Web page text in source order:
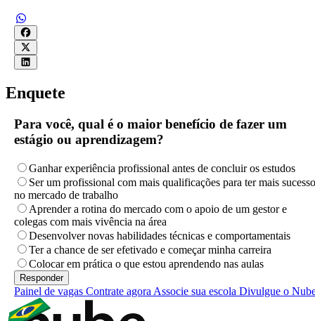
Enquete
Para você, qual é o maior benefício de fazer um
estágio ou aprendizagem?
Ganhar experiência profissional antes de concluir os estudos
Ser um profissional com mais qualificações para ter mais sucesso
no mercado de trabalho
Aprender a rotina do mercado com o apoio de um gestor e
colegas com mais vivência na área
Desenvolver novas habilidades técnicas e comportamentais
Ter a chance de ser efetivado e começar minha carreira
Colocar em prática o que estou aprendendo nas aulas
Painel de vagas Contrate agora Associe sua escola Divulgue o